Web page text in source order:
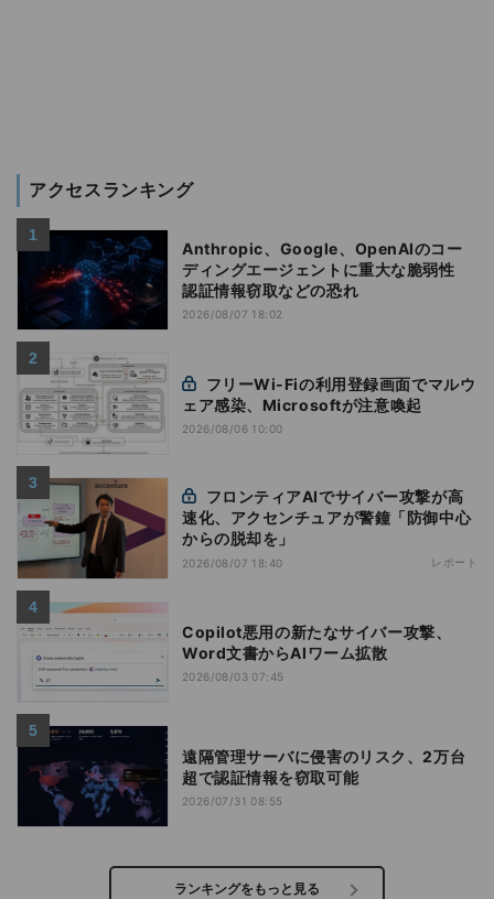
アクセスランキング
Anthropic、Google、OpenAIのコー
ディングエージェントに重大な脆弱性
認証情報窃取などの恐れ
2026/08/07 18:02
ェア感染、Microsoftが注意喚起
2026/08/06 10:00
速化、アクセンチュアが警鐘「防御中心
からの脱却を」
2026/08/07 18:40 レポート
Copilot悪用の新たなサイバー攻撃、
Word文書からAIワーム拡散
2026/08/03 07:45
遠隔管理サーバに侵害のリスク、2万台
超で認証情報を窃取可能
2026/07/31 08:55
ランキングをもっと見る